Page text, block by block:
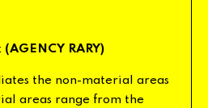
(AGENCY RARY)
the non-material areas
areas range from the